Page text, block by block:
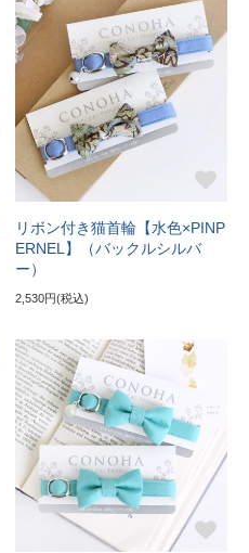
リボン付き猫首輪【水色×PINP
ERNEL】（バックルシルバ
ー）
2,530円(税込)